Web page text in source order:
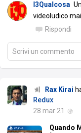
I3Qualcosa
videoludico
Rispondi
Scrivi un commento
Rax Kirai
Redux
28 mar 21
Quando